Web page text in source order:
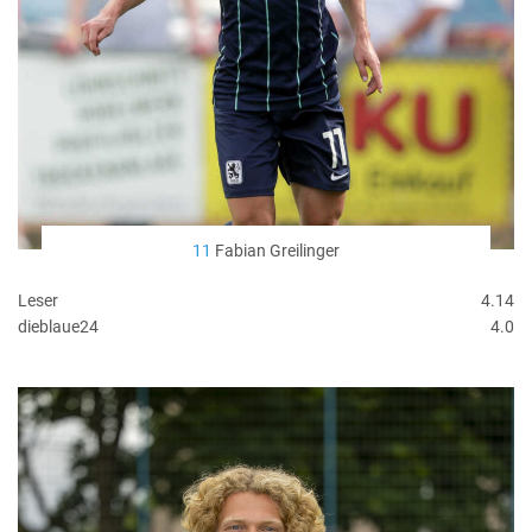
11 Fabian Greilinger
Leser
4.14
dieblaue24
4.0